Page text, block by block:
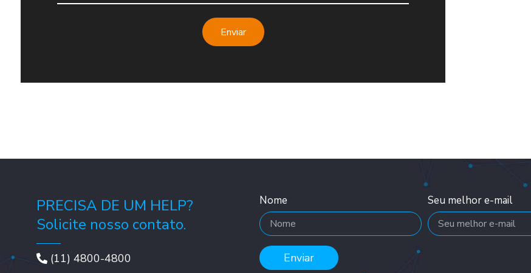
Enviar
PRECISA DE UM HELP?
Solicite nosso contato.
(11) 4800-4800
Nome Seu melhor e-mail
Enviar